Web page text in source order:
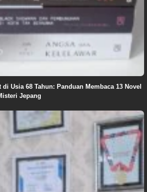
Usia 68 Tahun: Panduan Membaca 13 Novel
Jepang